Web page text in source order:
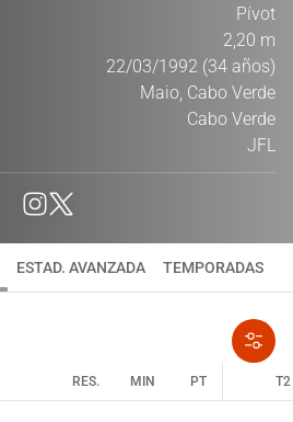
Pívot
2,20 m
22/03/1992 (34 años)
Maio, Cabo Verde
Cabo Verde
JFL
ESTAD. AVANZADA TEMPORADAS
RES. MIN PT T2